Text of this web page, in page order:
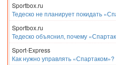
Sportbox.ru
Тедеско не планирует покидать
Sportbox.ru
Тедеско объяснил, почему
Sport-Express
Как нужно управлять